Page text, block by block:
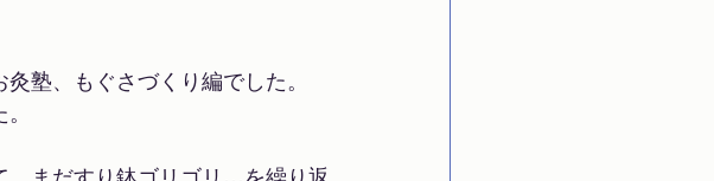
塾、もぐさづくり編でした。